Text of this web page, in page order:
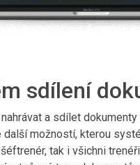
sdílení
a sdílet dokumenty
další možností, kterou
tak i všichni